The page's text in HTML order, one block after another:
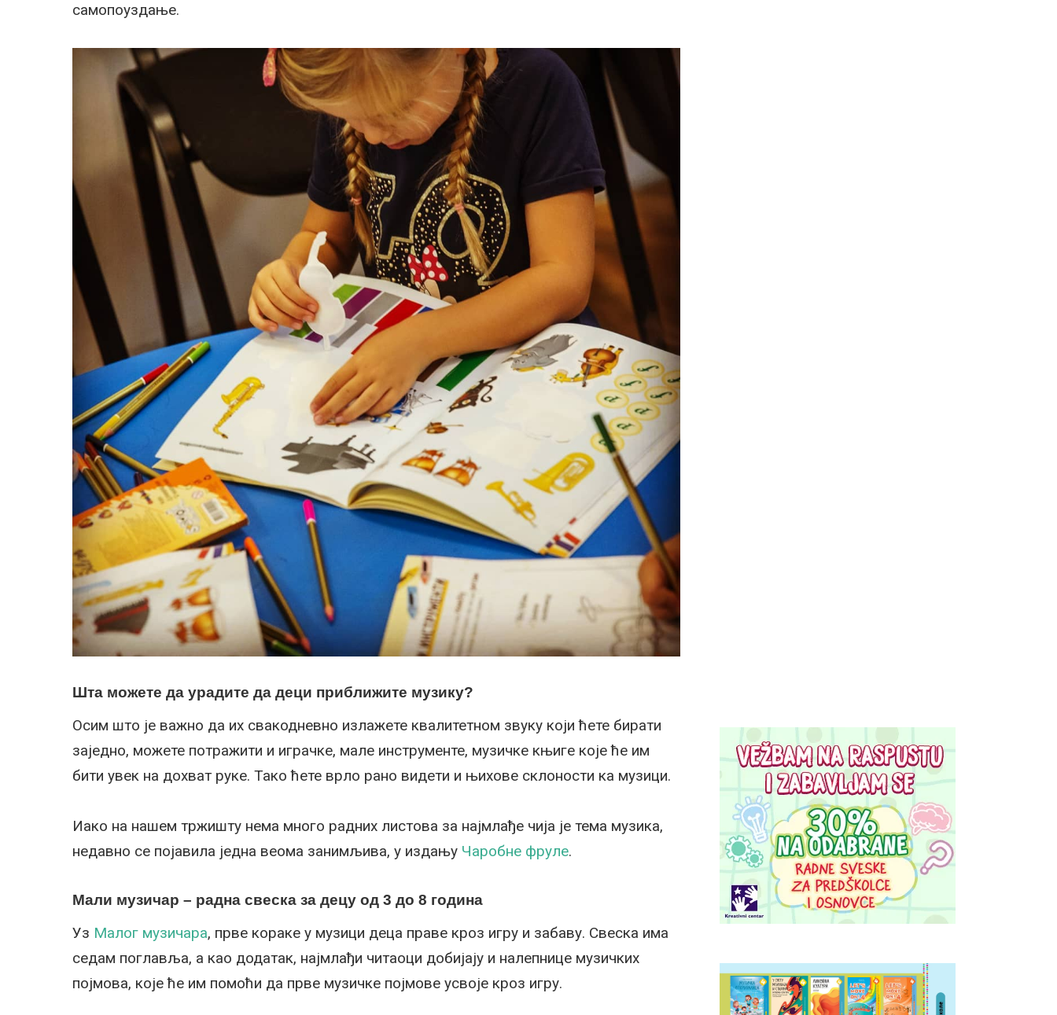
самопоуздање.
Шта можете да урадите да деци приближите музику?
Осим што је важно да их свакодневно излажете квалитетном звуку који ћете бирати
заједно, можете потражити и играчке, мале инструменте, музичке књиге које ће им
бити увек на дохват руке. Тако ћете врло рано видети и њихове склоности ка музици.
Иако на нашем тржишту нема много радних листова за најмлађе чија је тема музика,
недавно се појавила једна веома занимљива, у издању Чаробне фруле.
Мали музичар – радна свеска за децу од 3 до 8 година
Уз Малог музичара, прве кораке у музици деца праве кроз игру и забаву. Свеска има
седам поглавља, а као додатак, најмлађи читаоци добијају и налепнице музичких
појмова, које ће им помоћи да прве музичке појмове усвоје кроз игру.